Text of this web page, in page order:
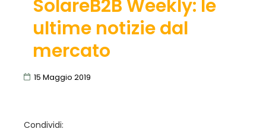
SolareB2B Weekly: le
ultime notizie dal
mercato
15 Maggio 2019
Condividi: